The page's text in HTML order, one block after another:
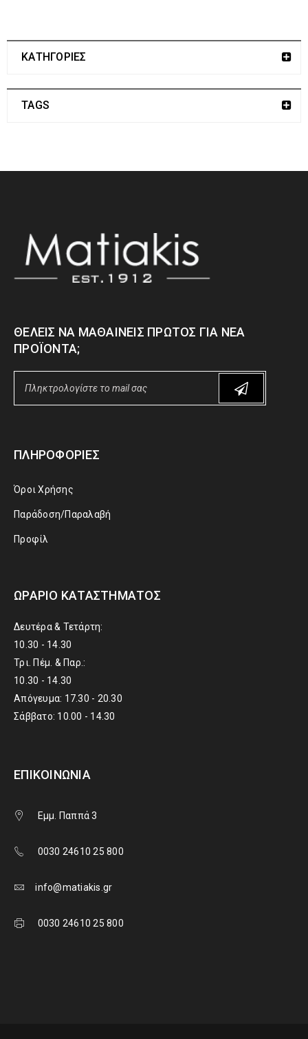
ΚΑΤΗΓΟΡΙΕΣ
TAGS
ΘΈΛΕΙΣ ΝΑ ΜΑΘΑΊΝΕΙΣ ΠΡΏΤΟΣ ΓΙΑ ΝΈΑ
ΠΡΟΪΌΝΤΑ;
ΠΛΗΡΟΦΟΡΊΕΣ
Όροι Χρήσης
Παράδοση/Παραλαβή
Προφίλ
ΩΡΆΡΙΟ ΚΑΤΑΣΤΉΜΑΤΟΣ
Δευτέρα & Τετάρτη:
10.30 - 14.30
Τρι. Πέμ. & Παρ.:
10.30 - 14.30
Απόγευμα: 17.30 - 20.30
Σάββατο: 10.00 - 14.30
ΕΠΙΚΟΙΝΩΝΊΑ
Εμμ. Παππά 3
0030 24610 25 800
info@matiakis.gr
0030 24610 25 800